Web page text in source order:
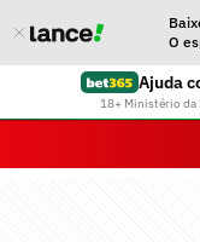
O
Ajuda
18+ Ministério da